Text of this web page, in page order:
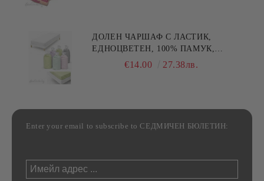
ДОЛЕН ЧАРШАФ С ЛАСТИК,
ЕДНОЦВЕТЕН, 100% ПАМУК,
РАЗЛИЧНИ РАЗМЕРИ
€14.00 27.38лв.
Enter your email to subscribe to СЕДМИЧЕН БЮЛЕТИН: